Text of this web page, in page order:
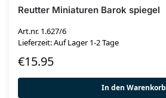
Reutter Miniaturen Barok spiegel
Art.nr. 1.627/6
Lieferzeit: Auf Lager 1-2 Tage
€15.95
In den Warenkorb